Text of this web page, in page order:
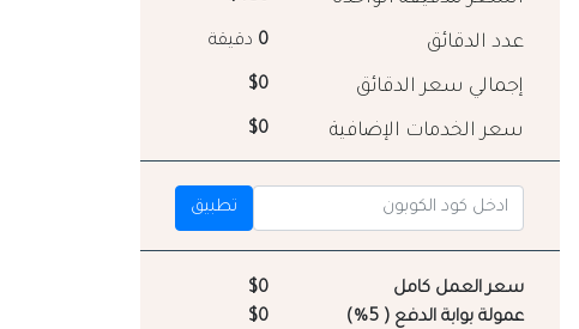
عدد الدقائق 0 دقيقة
إجمالي سعر الدقائق $0
سعر الخدمات الإضافية $0
تطبيق
سعر العمل كامل
$0
عمولة بوابة الدفع ( 5%)
$0